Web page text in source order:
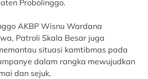
Probolinggo.
AKBP Wisnu Wardana
Patroli Skala Besar juga
situasi kamtibmas pada
dalam rangka mewujudkan
dan sejuk.